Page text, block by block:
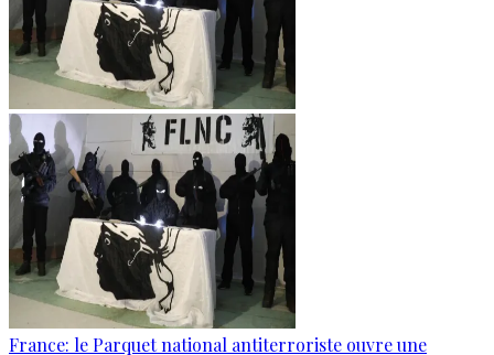
France: le Parquet national antiterroriste ouvre une